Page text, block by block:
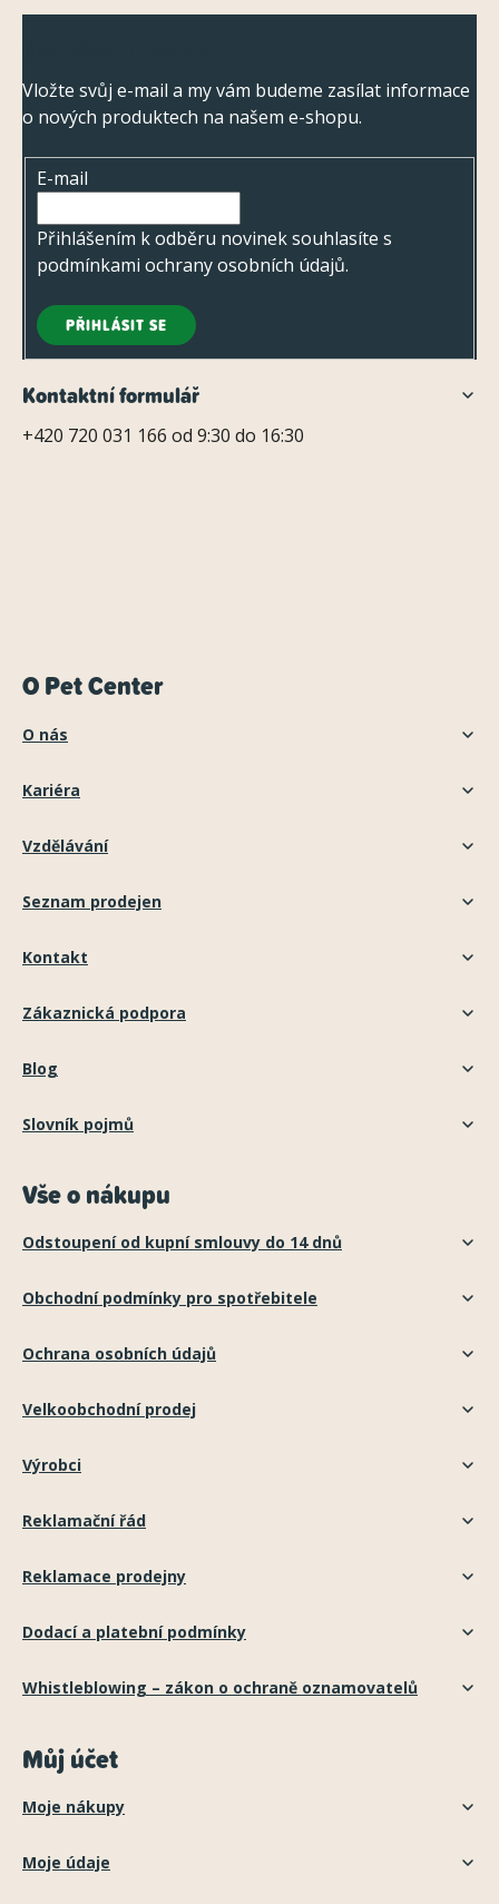
Vložte svůj e-mail a my vám budeme zasílat informace
o nových produktech na našem e-shopu.
E-mail
Přihlášením k odběru novinek souhlasíte s
podmínkami ochrany osobních údajů.
PŘIHLÁSIT SE
Kontaktní formulář
+420 720 031 166 od 9:30 do 16:30
O Pet Center
O nás
Kariéra
Vzdělávání
Seznam prodejen
Kontakt
Zákaznická podpora
Blog
Slovník pojmů
Vše o nákupu
Odstoupení od kupní smlouvy do 14 dnů
Obchodní podmínky pro spotřebitele
Ochrana osobních údajů
Velkoobchodní prodej
Výrobci
Reklamační řád
Reklamace prodejny
Dodací a platební podmínky
Whistleblowing – zákon o ochraně oznamovatelů
Můj účet
Moje nákupy
Moje údaje